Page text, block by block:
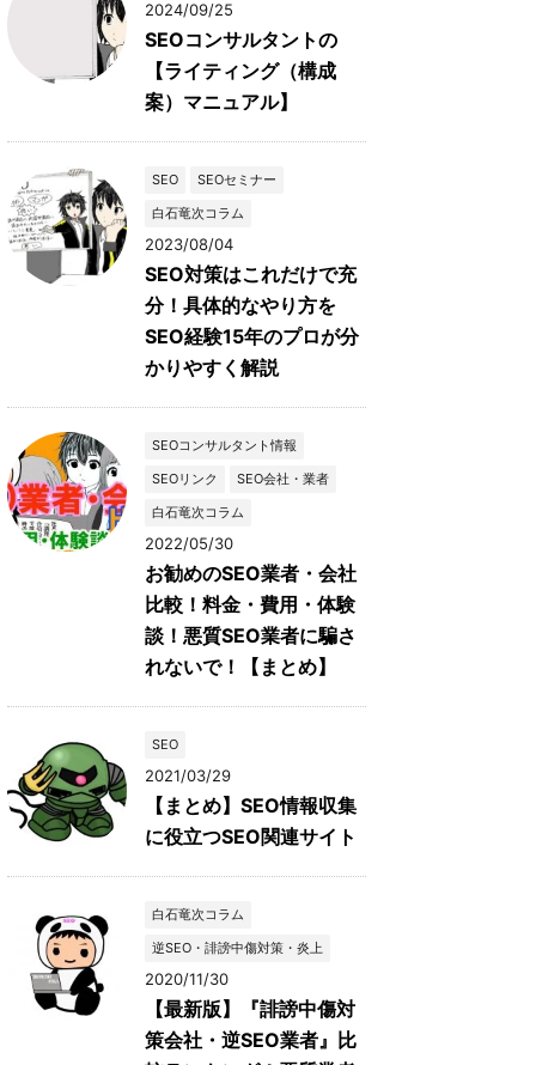
2024/09/25
SEOコンサルタントの
【ライティング（構成
案）マニュアル】
SEO
SEOセミナー
白石竜次コラム
2023/08/04
SEO対策はこれだけで充
分！具体的なやり方を
SEO経験15年のプロが分
かりやすく解説
SEOコンサルタント情報
SEOリンク
SEO会社・業者
白石竜次コラム
2022/05/30
お勧めのSEO業者・会社
比較！料金・費用・体験
談！悪質SEO業者に騙さ
れないで！【まとめ】
SEO
2021/03/29
【まとめ】SEO情報収集
に役立つSEO関連サイト
白石竜次コラム
逆SEO・誹謗中傷対策・炎上
2020/11/30
【最新版】『誹謗中傷対
策会社・逆SEO業者』比